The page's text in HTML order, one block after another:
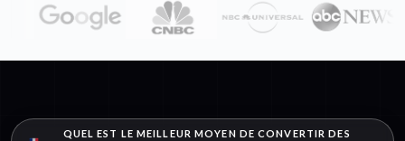
QUEL EST LE MEILLEUR MOYEN DE CONVERTIR DES